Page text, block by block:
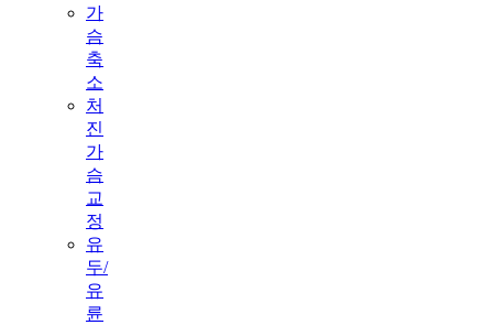
가
슴
축
소
처
진
가
슴
교
정
유
두/
유
륜